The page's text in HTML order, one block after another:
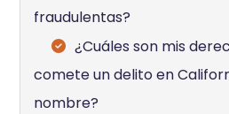
fraudulentas?
¿Cuáles son mis
comete un delito en
nombre?